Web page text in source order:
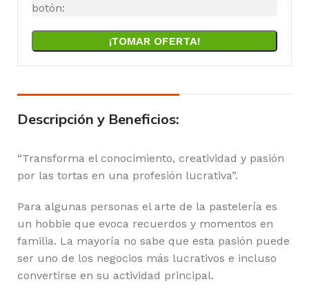
botón:
¡TOMAR OFERTA!
Descripción y Beneficios:
“Transforma el conocimiento, creatividad y pasión
por las tortas en una profesión lucrativa”.
Para algunas personas el arte de la pastelería es
un hobbie que evoca recuerdos y momentos en
familia. La mayoría no sabe que esta pasión puede
ser uno de los negocios más lucrativos e incluso
convertirse en su actividad principal.